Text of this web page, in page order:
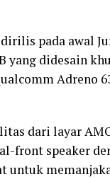
dirilis pada awal
yang didesain
Adreno
dari layar
front speaker
untuk